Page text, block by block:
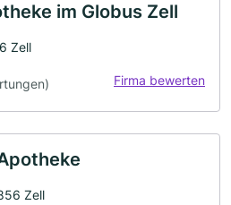
im Globus Zell
Zell
Firma bewerten
Zell